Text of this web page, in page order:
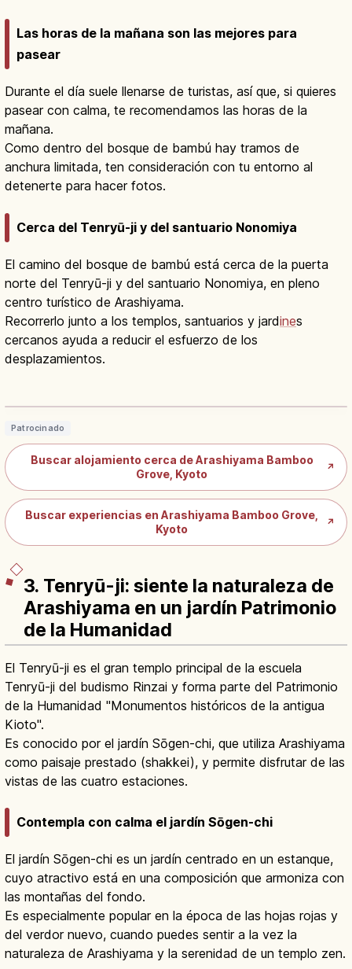
Las horas de la mañana son las mejores para
pasear
Durante el día suele llenarse de turistas, así que, si quieres
pasear con calma, te recomendamos las horas de la
mañana.
Como dentro del bosque de bambú hay tramos de
anchura limitada, ten consideración con tu entorno al
detenerte para hacer fotos.
Cerca del Tenryū-ji y del santuario Nonomiya
El camino del bosque de bambú está cerca de la puerta
norte del Tenryū-ji y del santuario Nonomiya, en pleno
centro turístico de Arashiyama.
Recorrerlo junto a los templos, santuarios y jardines
cercanos ayuda a reducir el esfuerzo de los
desplazamientos.
Bosque de Bambú de Arashiyama:
Patrocinado
Buscar alojamiento cerca de Arashiyama Bamboo
Grove, Kyoto
↗
Buscar experiencias en Arashiyama Bamboo Grove,
Kyoto
↗
3. Tenryū-ji: siente la naturaleza de
Arashiyama en un jardín Patrimonio
de la Humanidad
El Tenryū-ji es el gran templo principal de la escuela
Tenryū-ji del budismo Rinzai y forma parte del Patrimonio
de la Humanidad "Monumentos históricos de la antigua
Kioto".
Es conocido por el jardín Sōgen-chi, que utiliza Arashiyama
como paisaje prestado (shakkei), y permite disfrutar de las
vistas de las cuatro estaciones.
Contempla con calma el jardín Sōgen-chi
El jardín Sōgen-chi es un jardín centrado en un estanque,
cuyo atractivo está en una composición que armoniza con
las montañas del fondo.
Es especialmente popular en la época de las hojas rojas y
del verdor nuevo, cuando puedes sentir a la vez la
naturaleza de Arashiyama y la serenidad de un templo zen.